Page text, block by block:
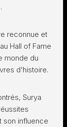
reconnue et
Hall of Fame
monde du
d’histoire.
Surya
son influence